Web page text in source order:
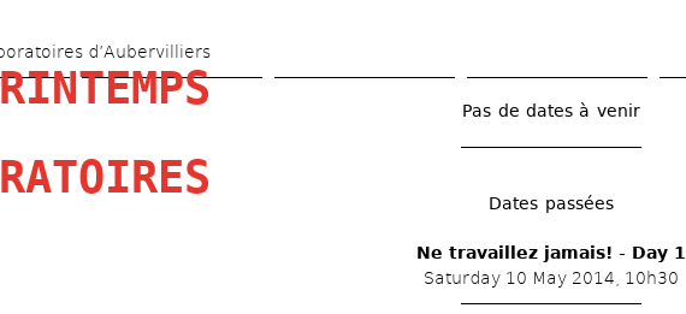
main
d’Aubervilliers
Pas de dates à venir
Dates passées
Ne travaillez jamais! - Day 1
Saturday 10 May 2014, 10h30